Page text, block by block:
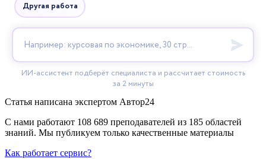
Статья написана экспертом Автор24
С нами работают 108 689 преподавателей из 185 областей
знаний. Мы публикуем только качественные материалы
Как работает сервис?